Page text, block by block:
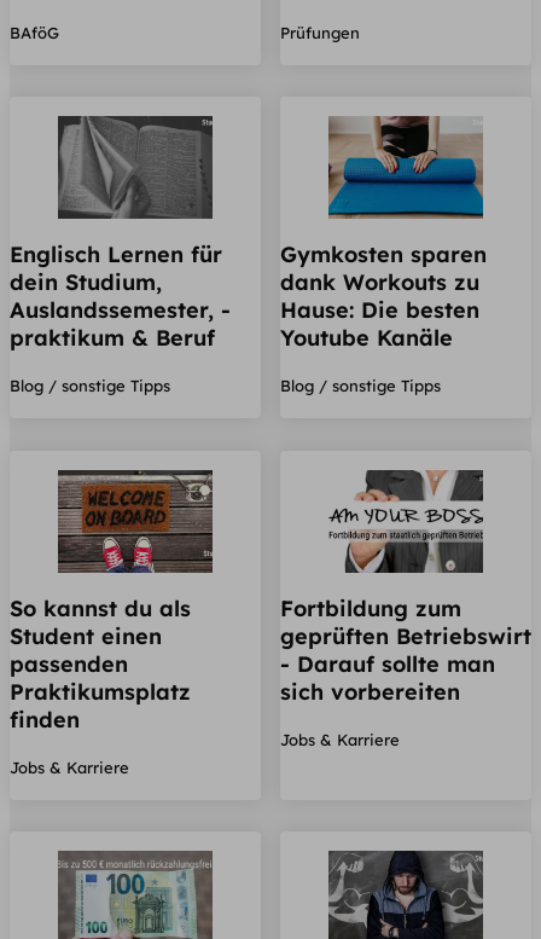
BAföG Prüfungen
Englisch Lernen für
dein Studium,
Auslandssemester, -
praktikum & Beruf
Blog / sonstige Tipps
Gymkosten sparen
dank Workouts zu
Hause: Die besten
Youtube Kanäle
Blog / sonstige Tipps
So kannst du als
Student einen
passenden
Praktikumsplatz
finden
Jobs & Karriere
Fortbildung zum
geprüften Betriebswirt
- Darauf sollte man
sich vorbereiten
Jobs & Karriere